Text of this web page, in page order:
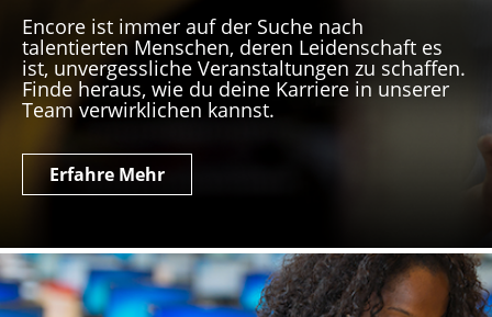
Encore ist immer auf der Suche nach
talentierten Menschen, deren Leidenschaft es
ist, unvergessliche Veranstaltungen zu schaffen.
Finde heraus, wie du deine Karriere in unserer
Team verwirklichen kannst.
Erfahre Mehr